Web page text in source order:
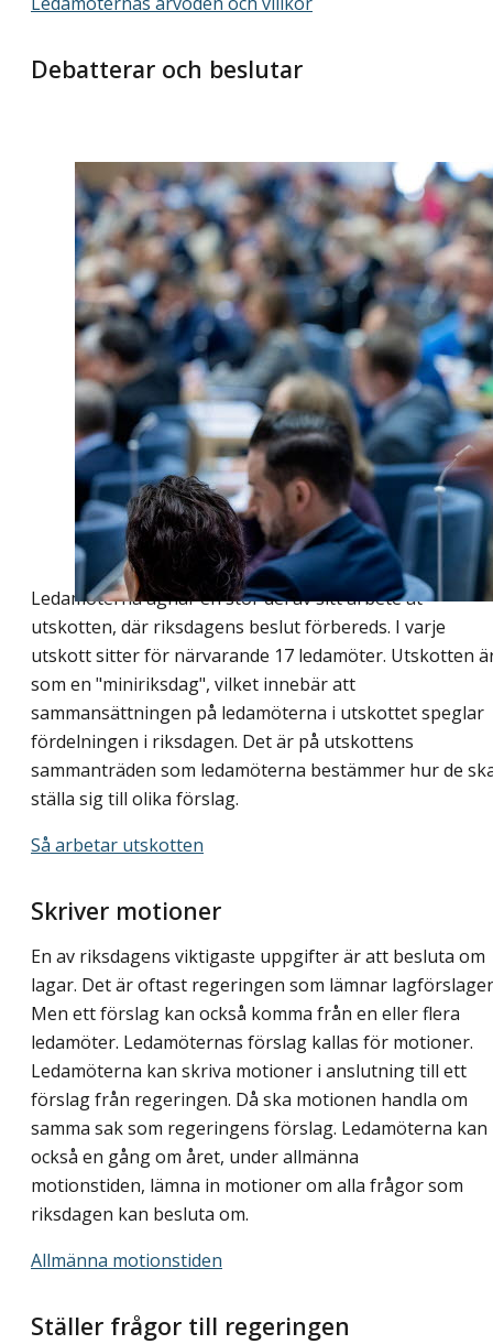
Debatterar och beslutar
Foto: Melker Dahlstrand
En röst i riksdagens kammare.
Riksdagsledamöterna visar genom tecken vilken
position deras respektive parti har beslutat sig för
i en fråga.
Ledamöterna ägnar en stor del av sitt arbete åt
utskotten, där riksdagens beslut förbereds. I varje
utskott sitter för närvarande 17 ledamöter. Utskotten
som en "miniriksdag", vilket innebär att
sammansättningen på ledamöterna i utskottet speglar
fördelningen i riksdagen. Det är på utskottens
sammanträden som ledamöterna bestämmer hur de
ställa sig till olika förslag.
Så arbetar utskotten
Skriver motioner
En av riksdagens viktigaste uppgifter är att besluta om
lagar. Det är oftast regeringen som lämnar
Men ett förslag kan också komma från en eller flera
ledamöter. Ledamöternas förslag kallas för motioner.
Ledamöterna kan skriva motioner i anslutning till ett
förslag från regeringen. Då ska motionen handla om
samma sak som regeringens förslag. Ledamöterna kan
också en gång om året, under allmänna
motionstiden, lämna in motioner om alla frågor som
riksdagen kan besluta om.
Allmänna motionstiden
Ställer frågor till regeringen